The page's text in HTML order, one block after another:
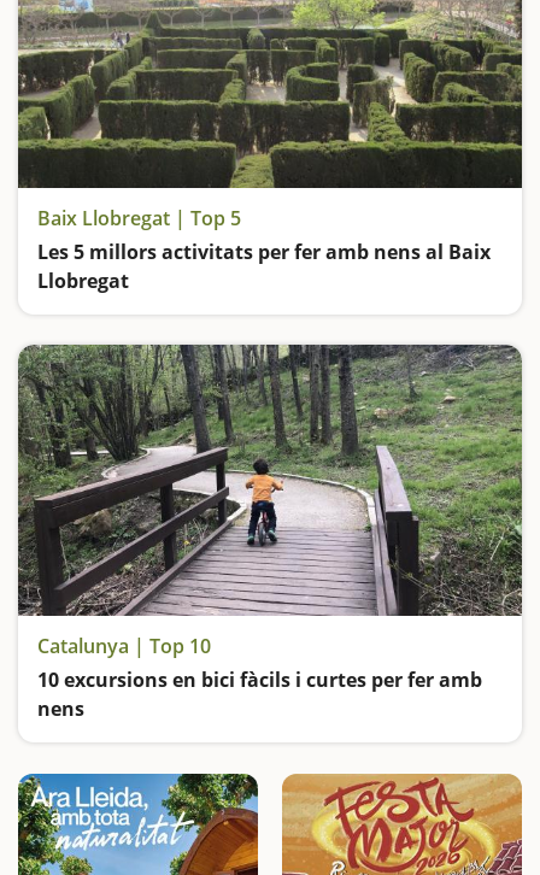
Baix Llobregat | Top 5
Les 5 millors activitats per fer amb nens al Baix
Llobregat
Catalunya | Top 10
10 excursions en bici fàcils i curtes per fer amb
nens